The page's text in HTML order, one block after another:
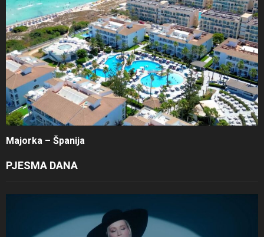
Majorka – Španija
PJESMA DANA